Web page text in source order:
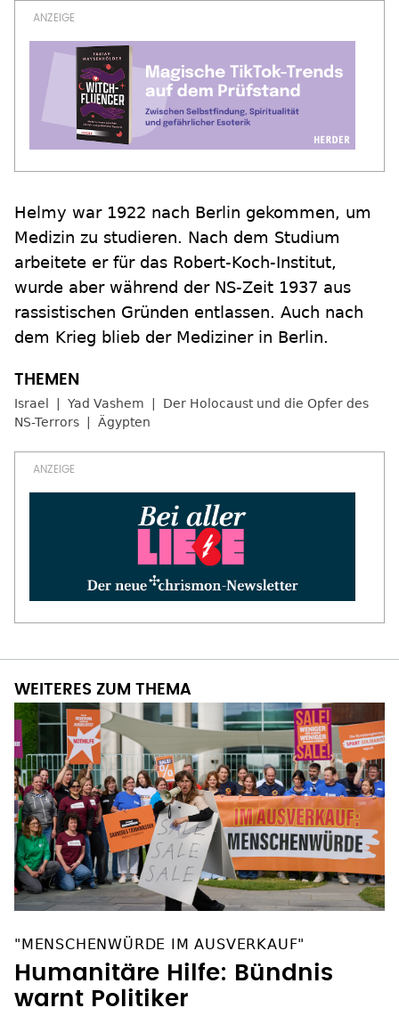
Helmy war 1922 nach Berlin gekommen, um
Medizin zu studieren. Nach dem Studium
arbeitete er für das Robert-Koch-Institut,
wurde aber während der NS-Zeit 1937 aus
rassistischen Gründen entlassen. Auch nach
dem Krieg blieb der Mediziner in Berlin.
Israel Yad Vashem
Der Holocaust und die Opfer des
NS-Terrors
Ägypten
WEITERES ZUM THEMA
"MENSCHENWÜRDE IM AUSVERKAUF"
Humanitäre Hilfe: Bündnis
warnt Politiker